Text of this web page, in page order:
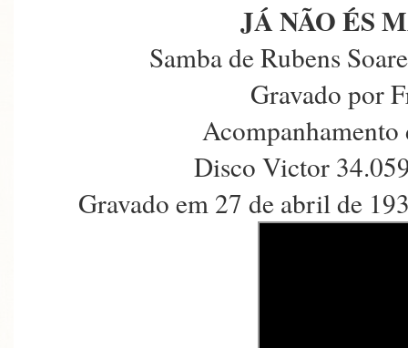
JÁ NÃO ÉS
Samba de Rubens
Gravado por
Disco Victor
Gravado em 27 de abril de